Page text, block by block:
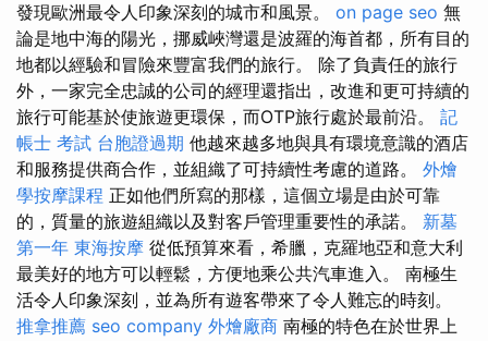
發現歐洲最令人印象深刻的城市和風景。 on page seo 無
論是地中海的陽光，挪威峽灣還是波羅的海首都，所有目的
地都以經驗和冒險來豐富我們的旅行。 除了負責任的旅行
外，一家完全忠誠的公司的經理還指出，改進和更可持續的
旅行可能基於使旅遊更環保，而OTP旅行處於最前沿。 記
帳士 考試 台胞證過期 他越來越多地與具有環境意識的酒店
和服務提供商合作，並組織了可持續性考慮的道路。 外燴
學按摩課程 正如他們所寫的那樣，這個立場是由於可靠
的，質量的旅遊組織以及對客戶管理重要性的承諾。 新墓
第一年 東海按摩 從低預算來看，希臘，克羅地亞和意大利
最美好的地方可以輕鬆，方便地乘公共汽車進入。 南極生
活令人印象深刻，並為所有遊客帶來了令人難忘的時刻。
推拿推薦 seo company 外燴廠商 南極的特色在於世界上